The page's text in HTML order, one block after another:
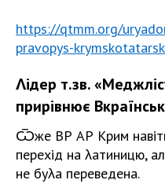
https://qtmm.org/
pravopys-
Λідер т.зв.
прирівнює
Ѿже ВР АР Крим
перехід на λатиницю,
не буλа переведена.